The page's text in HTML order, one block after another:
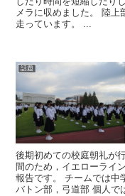
メラに収めました。 陸上
走っています。 ...
話題
後期初めての校庭朝礼が
間のため，イエローライ
報告です。 チームでは中
バトン部，弓道部 個人で